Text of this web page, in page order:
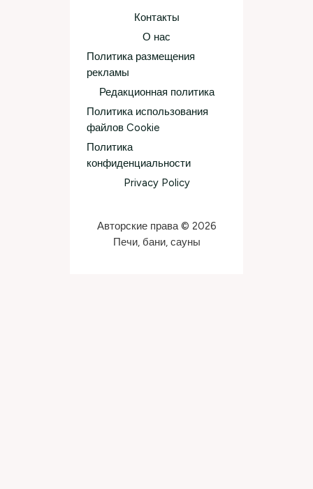
Контакты
О нас
Политика размещения
рекламы
Редакционная политика
Политика использования
файлов Cookie
Политика
конфиденциальности
Privacy Policy
Авторские права © 2026
Печи, бани, сауны